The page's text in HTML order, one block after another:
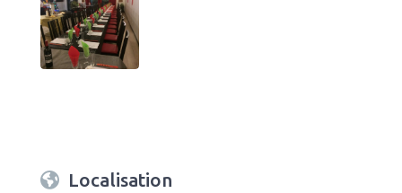
Localisation